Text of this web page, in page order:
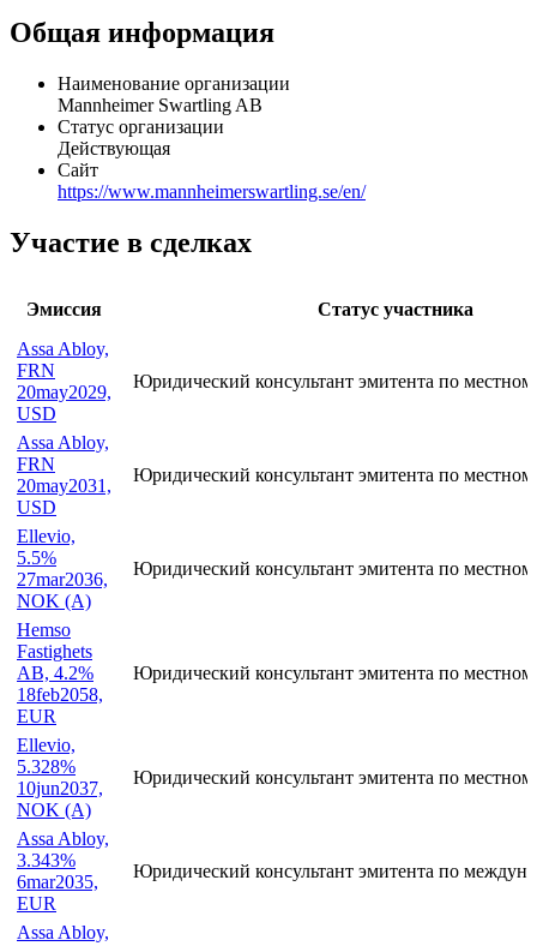
Общая информация
Наименование организации
Mannheimer Swartling AB
Статус организации
Действующая
Сайт
https://www.mannheimerswartling.se/en/
Участие в сделках
Эмиссия
Статус участника
Assa Abloy,
FRN
20may2029,
USD
Юридический консультант эмитента по
Assa Abloy,
FRN
20may2031,
USD
Юридический консультант эмитента по
Ellevio,
5.5%
27mar2036,
NOK (A)
Юридический консультант эмитента по
Hemso
Fastighets
AB, 4.2%
18feb2058,
EUR
Юридический консультант эмитента по
Ellevio,
5.328%
10jun2037,
NOK (A)
Юридический консультант эмитента по
Assa Abloy,
3.343%
6mar2035,
EUR
Юридический консультант эмитента по
Assa Abloy,